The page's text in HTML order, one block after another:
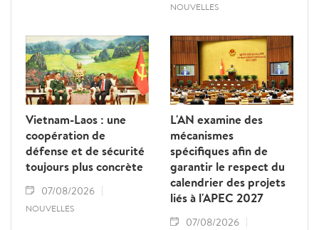
NOUVELLES
Vietnam-Laos : une
coopération de
défense et de sécurité
toujours plus concrète
07/08/2026
NOUVELLES
L'AN examine des
mécanismes
spécifiques afin de
garantir le respect du
calendrier des projets
liés à l'APEC 2027
07/08/2026